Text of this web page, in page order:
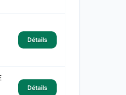
Détails
Détails